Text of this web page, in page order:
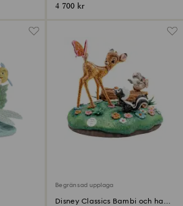
4 700 kr
Begränsad upplaga
Disney Classics Bambi och hans